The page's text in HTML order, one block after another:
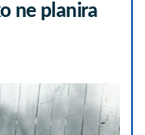
ne planira